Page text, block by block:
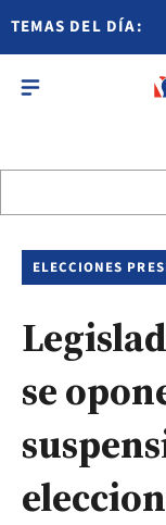
TEMAS DEL DÍA:
ELECCIONES
se